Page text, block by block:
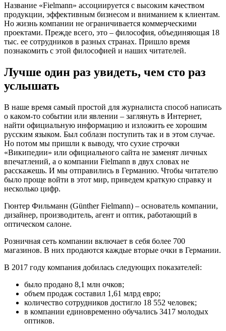
Название «Fielmann» ассоциируется с высоким качеством
продукции, эффективным бизнесом и вниманием к клиентам.
Но жизнь компании не ограничивается коммерческими
проектами. Прежде всего, это – философия, объединяющая 18
тыс. ее сотрудников в разных странах. Пришло время
познакомить с этой философией и наших читателей.
Лучше один раз увидеть, чем сто раз
услышать
В наше время самый простой для журналиста способ написать
о каком-то событии или явлении – заглянуть в Интернет,
найти официальную информацию и изложить ее хорошим
русским языком. Был соблазн поступить так и в этом случае.
Но потом мы пришли к выводу, что сухие строчки
«Википедии» или официального сайта не заменят личных
впечатлений, а о компании Fielmann в двух словах не
расскажешь. И мы отправились в Германию. Чтобы читателю
было проще войти в этот мир, приведем краткую справку и
несколько цифр.
Гюнтер Фильманн (Günther Fielmann) – основатель компании,
дизайнер, производитель, агент и оптик, работающий в
оптическом салоне.
Розничная сеть компании включает в себя более 700
магазинов. В них продаются каждые вторые очки в Германии.
В 2017 году компания добилась следующих показателей:
было продано 8,1 млн очков;
объем продаж составил 1,61 млрд евро;
количество сотрудников достигло 18 552 человек;
в компании единовременно обучались 3417 молодых
оптиков.